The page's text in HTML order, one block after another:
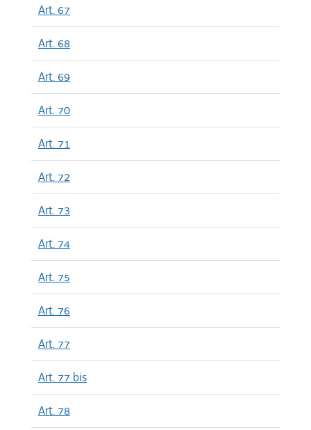
Art. 67
Art. 68
Art. 69
Art. 70
Art. 71
Art. 72
Art. 73
Art. 74
Art. 75
Art. 76
Art. 77
Art. 77 bis
Art. 78